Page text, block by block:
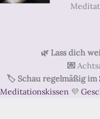
🌿 Lass dich
💌
🏷️ Schau regelmäßig im
Meditationskissen 💜